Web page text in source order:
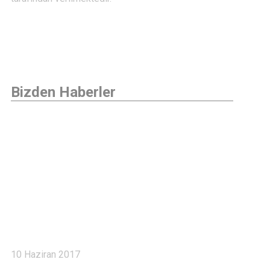
Bizden Haberler
10 Haziran 2017